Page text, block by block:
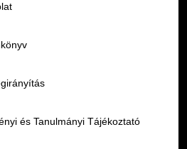
Szolgáltató
érvényes szabályzatok
és Tanulmányi Tájékoztató